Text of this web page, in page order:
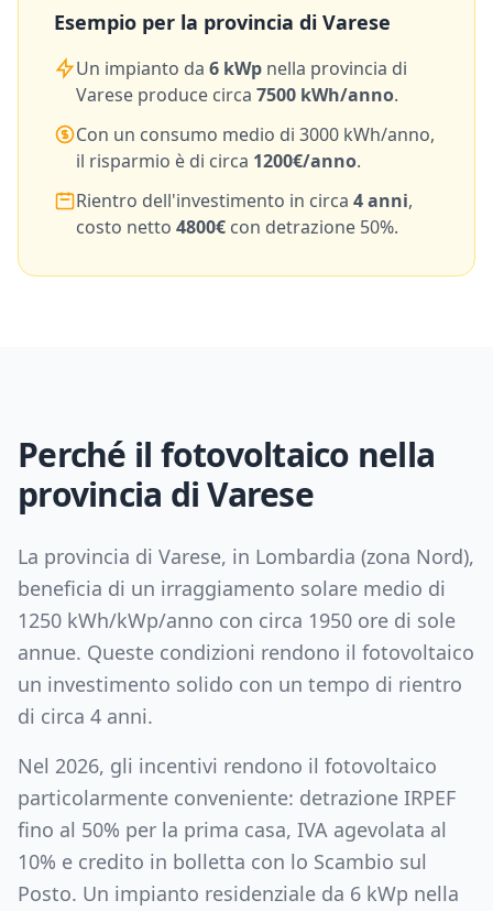
Esempio per la provincia di Varese
Un impianto da 6 kWp nella provincia di
Varese produce circa 7500 kWh/anno.
Con un consumo medio di 3000 kWh/anno,
il risparmio è di circa 1200€/anno.
Rientro dell'investimento in circa 4anni,
costo netto 4800€ con detrazione 50%.
Perché il fotovoltaico nella
provincia diVarese
La provincia di Varese, in Lombardia (zona Nord),
beneficia di un irraggiamento solare medio di
1250 kWh/kWp/anno con circa 1950 ore di sole
annue. Queste condizioni rendono il fotovoltaico
un investimento solido con un tempo di rientro
di circa 4 anni.
Nel 2026, gli incentivi rendono il fotovoltaico
particolarmente conveniente: detrazione IRPEF
fino al 50% per la prima casa, IVA agevolata al
10% e credito in bolletta con lo Scambio sul
Posto. Un impianto residenziale da 6 kWp nella